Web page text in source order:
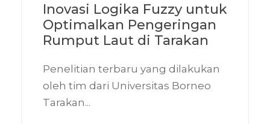
Inovasi Logika Fuzzy untuk
Optimalkan Pengeringan
Rumput Laut di Tarakan
Penelitian terbaru yang dilakukan
oleh tim dari Universitas Borneo
Tarakan...